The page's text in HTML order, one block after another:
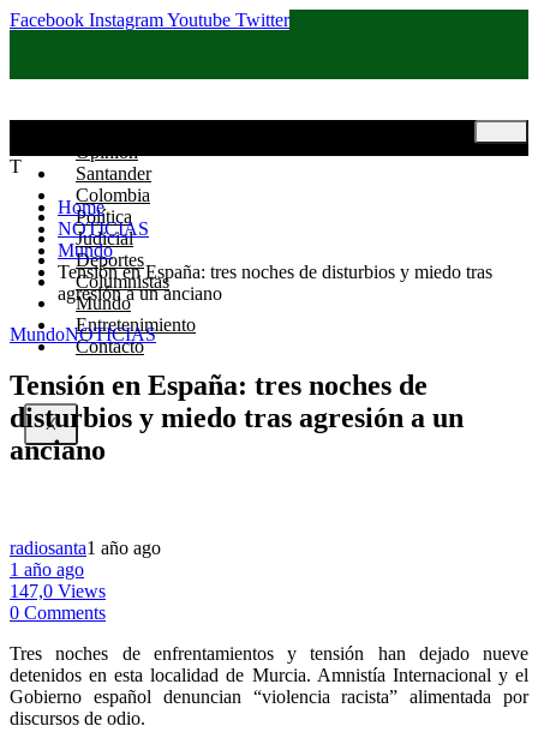
Facebook InstagramYoutube Twitter
Opinión
Santander
Colombia
Política
Judicial
Deportes
Columnistas
Mundo
Entretenimiento
Contacto
X
T
Home
NOTICIAS
Mundo
Tensión en España: tres noches de disturbios y miedo tras
agresión a un anciano
MundoNOTICIAS
Tensión en España: tres noches de
disturbios y miedo tras agresión a un
anciano
radiosanta1 año ago
1 año ago
147,0 Views
0 Comments
Tres noches de enfrentamientos y tensión han dejado nueve
detenidos en esta localidad de Murcia. Amnistía Internacional y el
Gobierno español denuncian “violencia racista” alimentada por
discursos de odio.